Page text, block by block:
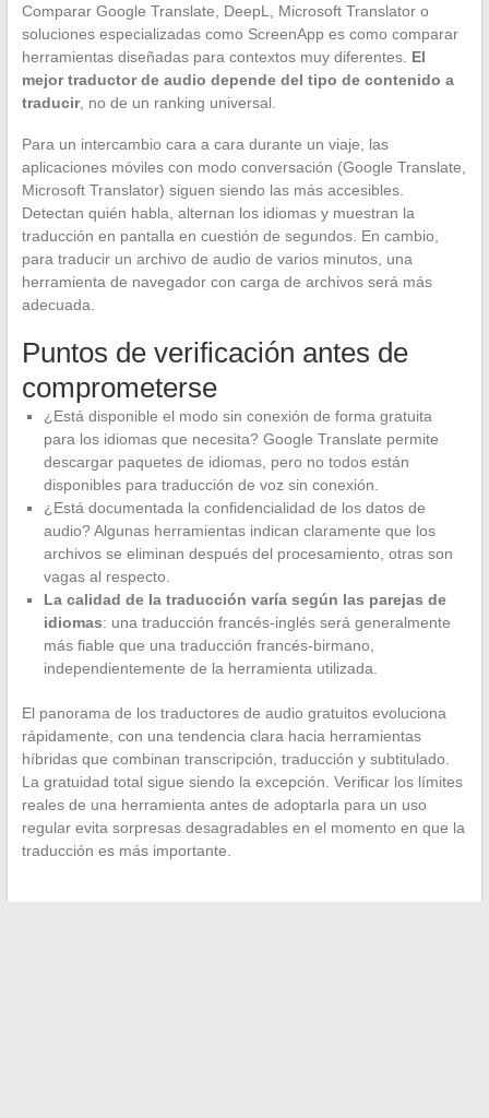
Comparar Google Translate, DeepL, Microsoft Translator o
soluciones especializadas como ScreenApp es como comparar
herramientas diseñadas para contextos muy diferentes. El
mejor traductor de audio depende del tipo de contenido a
traducir, no de un ranking universal.
Para un intercambio cara a cara durante un viaje, las
aplicaciones móviles con modo conversación (Google Translate,
Microsoft Translator) siguen siendo las más accesibles.
Detectan quién habla, alternan los idiomas y muestran la
traducción en pantalla en cuestión de segundos. En cambio,
para traducir un archivo de audio de varios minutos, una
herramienta de navegador con carga de archivos será más
adecuada.
Puntos de verificación antes de
comprometerse
¿Está disponible el modo sin conexión de forma gratuita
para los idiomas que necesita? Google Translate permite
descargar paquetes de idiomas, pero no todos están
disponibles para traducción de voz sin conexión.
¿Está documentada la confidencialidad de los datos de
audio? Algunas herramientas indican claramente que los
archivos se eliminan después del procesamiento, otras son
vagas al respecto.
La calidad de la traducción varía según las parejas de
idiomas: una traducción francés-inglés será generalmente
más fiable que una traducción francés-birmano,
independientemente de la herramienta utilizada.
El panorama de los traductores de audio gratuitos evoluciona
rápidamente, con una tendencia clara hacia herramientas
híbridas que combinan transcripción, traducción y subtitulado.
La gratuidad total sigue siendo la excepción. Verificar los límites
reales de una herramienta antes de adoptarla para un uso
regular evita sorpresas desagradables en el momento en que la
traducción es más importante.